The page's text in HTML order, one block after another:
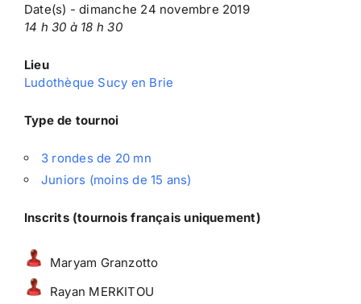
Date(s) - dimanche 24 novembre 2019
14 h 30 à 18 h 30
Lieu
Ludothèque Sucy en Brie
Type de tournoi
3 rondes de 20 mn
Juniors (moins de 15 ans)
Inscrits (tournois français uniquement)
Maryam Granzotto
Rayan MERKITOU